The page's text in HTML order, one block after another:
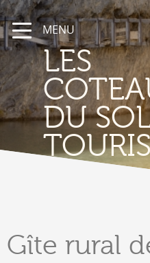
MENU
LES
DU
Gîte rural